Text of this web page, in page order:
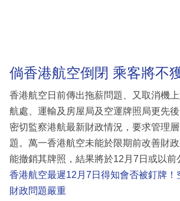
倘香港航空倒閉 乘客將不
香港航空日前傳出拖薪問題、又取消機
航處、運輸及房屋局及空運牌照局更先
密切監察港航最新財政情況，要求管理
題。萬一香港航空未能於限期前改善財
能撤銷其牌照，結果將於12月7日或以前
香港航空最遲12月7日得知會否被釘牌！
財政問題嚴重